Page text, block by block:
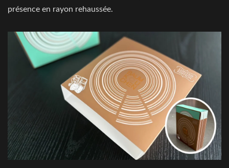
présence en rayon rehaussée.